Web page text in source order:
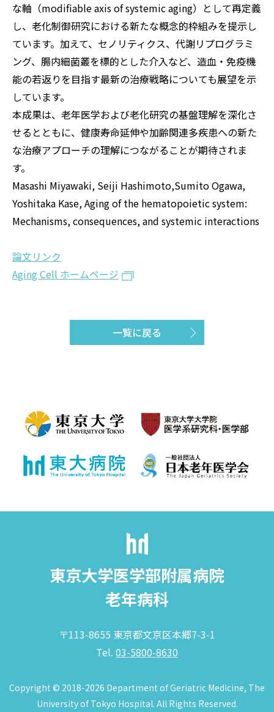
な軸（modifiable axis of systemic aging）として再定義
し、老化制御研究における新たな概念的枠組みを提示し
ています。加えて、セノリティクス、代謝リプログラミ
ング、腸内細菌叢を標的とした介入など、造血・免疫機
能の若返りを目指す最新の治療戦略についても展望を示
しています。
本成果は、老年医学および老化研究の基盤理解を深化さ
せるとともに、健康寿命延伸や加齢関連多疾患への新た
な治療アプローチの理解につながることが期待されま
す。
Masashi Miyawaki, Seiji Hashimoto,Sumito Ogawa,
Yoshitaka Kase, Aging of the hematopoietic system:
Mechanisms, consequences, and systemic interactions
論文リンク
Aging Cell ホームページ
一覧に戻る
東京大学医学部附属病院
老年病科
〒113-8655 東京都文京区本郷7-3-1
Tel. 03-5800-8630
Copyright © 2018-2026 Department of Geriatric Medicine, The
University of Tokyo Hospital. All Rights Reserved.